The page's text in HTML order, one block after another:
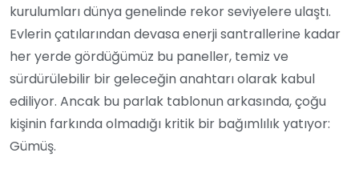
kurulumları dünya genelinde rekor seviyelere ulaştı.
Evlerin çatılarından devasa enerji santrallerine kadar
her yerde gördüğümüz bu paneller, temiz ve
sürdürülebilir bir geleceğin anahtarı olarak kabul
ediliyor. Ancak bu parlak tablonun arkasında, çoğu
kişinin farkında olmadığı kritik bir bağımlılık yatıyor:
Gümüş.